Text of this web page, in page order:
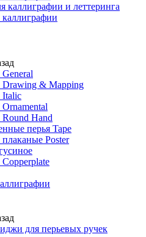
каллиграфии и леттеринга
Drawing & Mapping
Italic
Round Hand
перья Tape
Poster
для перьевых ручек